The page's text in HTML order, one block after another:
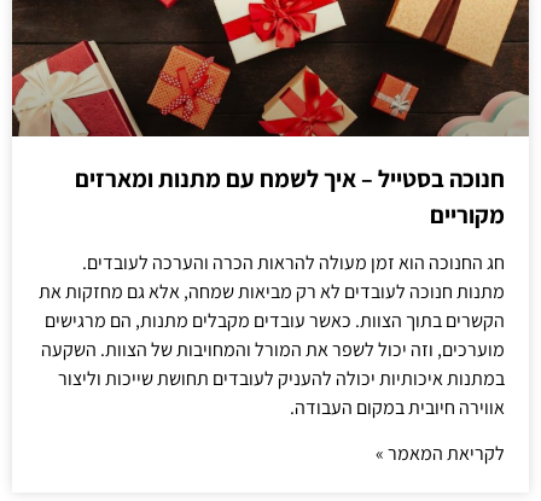
חנוכה בסטייל – איך לשמח עם מתנות ומארזים
מקוריים
חג החנוכה הוא זמן מעולה להראות הכרה והערכה לעובדים.
מתנות חנוכה לעובדים לא רק מביאות שמחה, אלא גם מחזקות את
הקשרים בתוך הצוות. כאשר עובדים מקבלים מתנות, הם מרגישים
מוערכים, וזה יכול לשפר את המורל והמחויבות של הצוות. השקעה
במתנות איכותיות יכולה להעניק לעובדים תחושת שייכות וליצור
אווירה חיובית במקום העבודה.
לקריאת המאמר »